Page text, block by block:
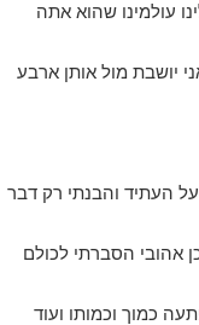
עולמינו שהוא אתה
יושבת מול אותן ארבע
העתיד והבנתי רק דבר
אהובי הסברתי לכולם
כמוך וכמותו ועוד